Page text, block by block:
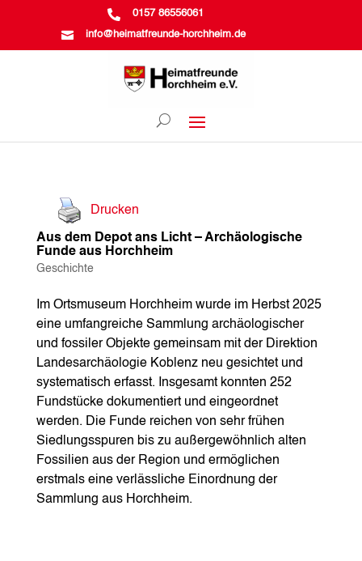
 0157 86556061
 info@heimatfreunde-horchheim.de
Drucken
Aus dem Depot ans Licht – Archäologische
Funde aus Horchheim
Geschichte
Im Ortsmuseum Horchheim wurde im Herbst 2025
eine umfangreiche Sammlung archäologischer
und fossiler Objekte gemeinsam mit der Direktion
Landesarchäologie Koblenz neu gesichtet und
systematisch erfasst. Insgesamt konnten 252
Fundstücke dokumentiert und eingeordnet
werden. Die Funde reichen von sehr frühen
Siedlungsspuren bis zu außergewöhnlich alten
Fossilien aus der Region und ermöglichen
erstmals eine verlässliche Einordnung der
Sammlung aus Horchheim.